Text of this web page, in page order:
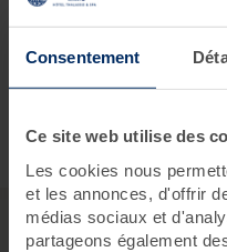
Consentement
Ce site web utilise des
Les cookies nous
et les annonces, d'offrir
médias sociaux et
partageons également